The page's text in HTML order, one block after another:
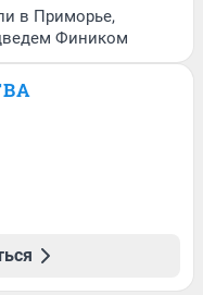
в Приморье,
Фиником